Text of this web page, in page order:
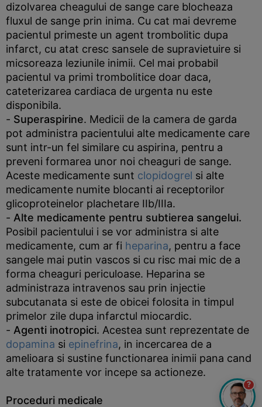
dizolvarea cheagului de sange care blocheaza
fluxul de sange prin inima. Cu cat mai devreme
pacientul primeste un agent trombolitic dupa
infarct, cu atat cresc sansele de supravietuire si
micsoreaza leziunile inimii. Cel mai probabil
pacientul va primi trombolitice doar daca,
cateterizarea cardiaca de urgenta nu este
disponibila.
- Superaspirine. Medicii de la camera de garda
pot administra pacientului alte medicamente care
sunt intr-un fel similare cu aspirina, pentru a
preveni formarea unor noi cheaguri de sange.
Aceste medicamente sunt clopidogrel si alte
medicamente numite blocanti ai receptorilor
glicoproteinelor plachetare IIb/IIIa.
- Alte medicamente pentru subtierea sangelui.
Posibil pacientului i se vor administra si alte
medicamente, cum ar fi heparina, pentru a face
sangele mai putin vascos si cu risc mai mic de a
forma cheaguri periculoase. Heparina se
administraza intravenos sau prin injectie
subcutanata si este de obicei folosita in timpul
primelor zile dupa infarctul miocardic.
- Agenti inotropici. Acestea sunt reprezentate de
dopamina si epinefrina, in incercarea de a
amelioara si sustine functionarea inimii pana cand
alte tratamente vor incepe sa actioneze.
Proceduri medicale
?